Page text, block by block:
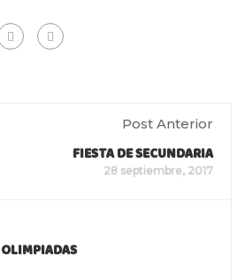
Post Anterior
FIESTA DE SECUNDARIA
28 septiembre, 2017